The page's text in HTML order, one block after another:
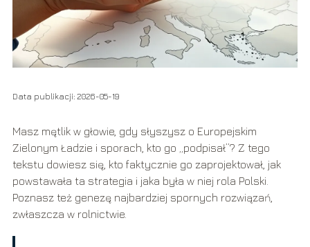
Data publikacji: 2026-05-19
Masz mętlik w głowie, gdy słyszysz o Europejskim
Zielonym Ładzie i sporach, kto go „podpisał”? Z tego
tekstu dowiesz się, kto faktycznie go zaprojektował, jak
powstawała ta strategia i jaka była w niej rola Polski.
Poznasz też genezę najbardziej spornych rozwiązań,
zwłaszcza w rolnictwie.